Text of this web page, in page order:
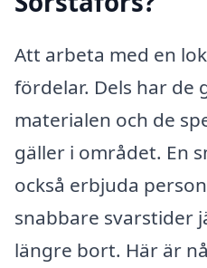
Att arbeta med en
fördelar. Dels har de
materialen och de
gäller i området. En
också erbjuda
snabbare svarstider
längre bort. Här är